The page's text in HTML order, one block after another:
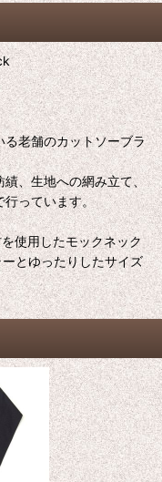
老舗のカットソーブラ
、生地への網み立て、
行っています。
使用したモックネック
とゆったりしたサイズ